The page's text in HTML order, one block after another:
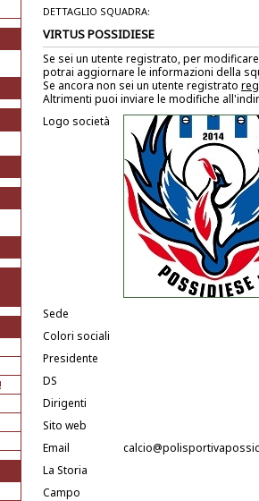
DETTAGLIO SQUADRA:
VIRTUS POSSIDIESE
Se sei un utente registrato, per
potrai aggiornare le informazioni della
Se ancora non sei un utente registrato
Altrimenti puoi inviare le modifiche
Logo società
Sede
Colori sociali
Presidente
DS
Dirigenti
Sito web
Email
La Storia
Campo